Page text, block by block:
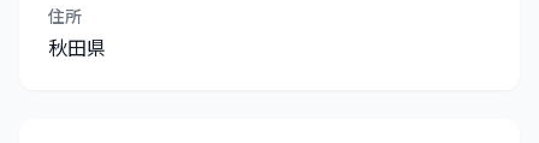
住所
秋田県